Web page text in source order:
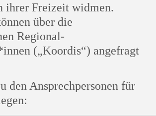
ihrer Freizeit widmen.
über die
Regional-
(„Koordis“) angefragt
den Ansprechpersonen für